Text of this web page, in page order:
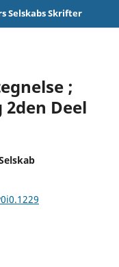
Selskabs Skrifter
;
Deel